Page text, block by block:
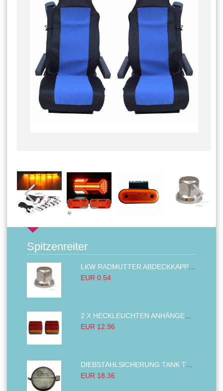
Spitzenreiter
EUR 0.54
EUR 12.96
DIEBSTAHLSICHERUNG TANK TANKDECKEL DIESELTANK KRAFTSTOFFTANKDECKEL VERRIEGELUNG PASSEND FÜR LKW PKW TRAKTOREN BAGGER 80MM
EUR 18.36